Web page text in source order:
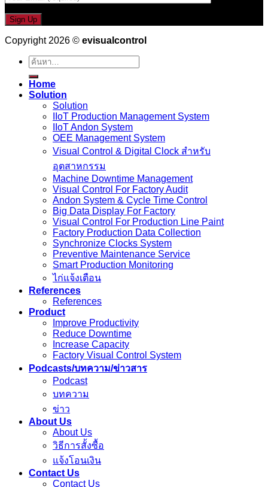
Copyright 2026 © evisualcontrol
ค้นหา:
Home
Solution
Solution
IIoT Production Management System
IIoT Andon System
OEE Management System
Visual Control & Digital Clock สำหรับ
อุตสาหกรรม
Machine Downtime Management
Visual Control For Factory Audit
Andon System & Cycle Time Control
Big Data Display For Factory
Visual Control For Production Line Paint
Factory Production Data Collection
Synchronize Clocks System
Preventive Maintenance Service
Smart Production Monitoring
ไก่แจ้งเตือน
References
References
Product
Improve Productivity
Reduce Downtime
Increase Capacity
Factory Visual Control System
Podcasts/บทความ/ข่าวสาร
Podcast
บทความ
ข่าว
About Us
About Us
วิธีการสั้งซื้อ
แจ้งโอนเงิน
Contact Us
Contact Us